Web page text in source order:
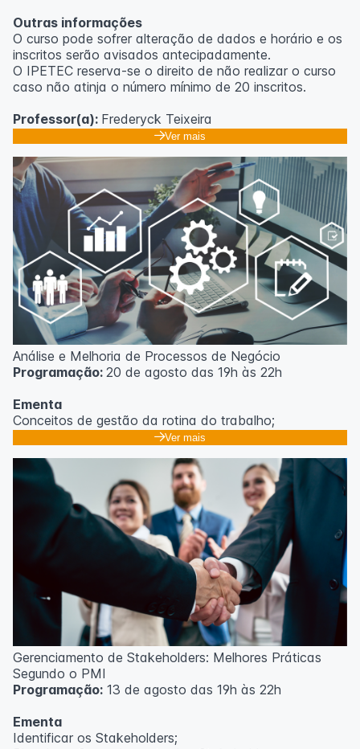
Outras informações
O curso pode sofrer alteração de dados e horário e os
inscritos serão avisados ​​antecipadamente.
O IPETEC reserva-se o direito de não realizar o curso
caso não atinja o número mínimo de 20 inscritos.
Professor(a): Frederyck Teixeira
Ver mais
Análise e Melhoria de Processos de Negócio
Programação: 20 de agosto das 19h às 22h
Ementa
Conceitos de gestão da rotina do trabalho;
Promoção de mudanças através do 5S;
resultados;
Método PDCA de gestão;
Técnicas de padronização do trabalho.
Metodologia
100% da carga horária do curso são realizadas com
aulas ao vivo.
As aulas podem ser assistidas por computador, celular
Outras informações
O curso pode sofrer alteração de dados e horário e os
inscritos serão avisados ​​antecipadamente.
O IPETEC reserva-se o direito de não realizar o curso
Professor(a):Frederyck Teixeira
Ver mais
Gerenciamento de Stakeholders: Melhores Práticas
Segundo o PMI
Programação: 13 de agosto das 19h às 22h
Ementa
Identificar os Stakeholders;